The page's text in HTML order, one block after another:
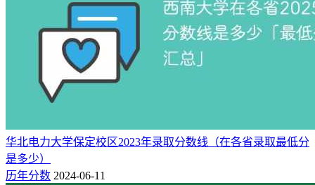
华北电力大学保定校区2023年录取分数线（在各省录取最低分
是多少）
历年分数 2024-06-11